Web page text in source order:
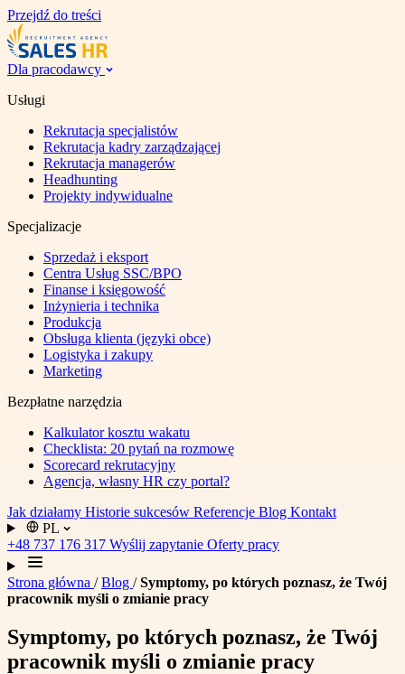
Przejdź do treści
Dla pracodawcy
Usługi
Rekrutacja specjalistów
Rekrutacja kadry zarządzającej
Rekrutacja managerów
Headhunting
Projekty indywidualne
Specjalizacje
Sprzedaż i eksport
Centra Usług SSC/BPO
Finanse i księgowość
Inżynieria i technika
Produkcja
Obsługa klienta (języki obce)
Logistyka i zakupy
Marketing
Bezpłatne narzędzia
Kalkulator kosztu wakatu
Checklista: 20 pytań na rozmowę
Scorecard rekrutacyjny
Agencja, własny HR czy portal?
Jak działamy Historie sukcesów Referencje Blog Kontakt
PL
+48 737 176 317 Wyślij zapytanie Oferty pracy
Strona główna /Blog /Symptomy, po których poznasz, że Twój
pracownik myśli o zmianie pracy
Symptomy, po których poznasz, że Twój
pracownik myśli o zmianie pracy